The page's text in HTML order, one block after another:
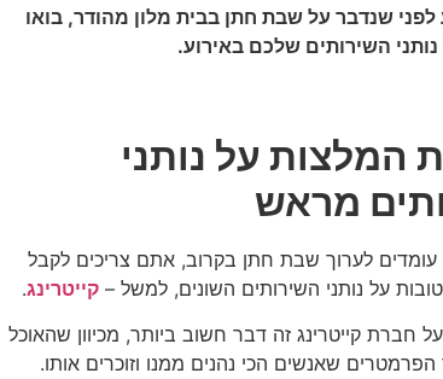
לפני שנדבר על שבת חתן בבית מלון מהודר, בואו
השירותים שלכם באירוע.
המלצות על נותני
מראש
לערוך שבת חתן בקרוב, אתם צריכים לקבל
על נותני השירותים השונים, למשל – קייטרינג.
חברת קייטרינג זה דבר חשוב ביותר, מכיוון שהאוכל
שאנשים הכי נהנים ממנו וזוכרים אותו.